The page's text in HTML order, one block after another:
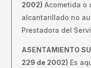
2002) Acometida o
alcantarillado no
Prestadora del
ASENTAMIENTO
229 de 2002) Es